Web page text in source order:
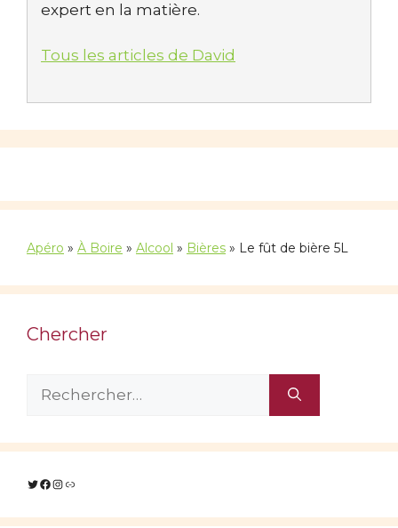
expert en la matière.
Tous les articles de David
Apéro » À Boire » Alcool » Bières » Le fût de bière 5L
Chercher
Rechercher :
Twitter
Facebook
Instagram
Lien